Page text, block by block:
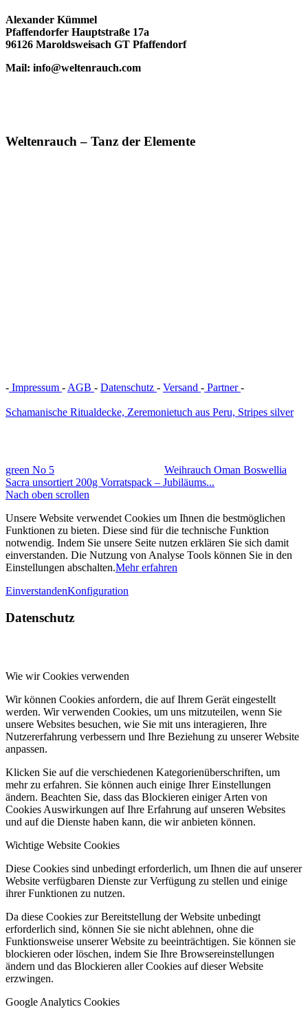
Alexander Kümmel
Pfaffendorfer Hauptstraße 17a
96126 Maroldsweisach GT Pfaffendorf
Mail: info@weltenrauch.com
Weltenrauch – Tanz der Elemente
- Impressum - AGB - Datenschutz - Versand - Partner-
Schamanische Ritualdecke, Zeremonietuch aus Peru, Stripes silver
green No 5
Weihrauch Oman Boswellia
Sacra unsortiert 200g Vorratspack – Jubiläums...
Nach oben scrollen
Unsere Website verwendet Cookies um Ihnen die bestmöglichen
Funktionen zu bieten. Diese sind für die technische Funktion
notwendig. Indem Sie unsere Seite nutzen erklären Sie sich damit
einverstanden. Die Nutzung von Analyse Tools können Sie in den
Einstellungen abschalten.Mehr erfahren
EinverstandenKonfiguration
Datenschutz
Wie wir Cookies verwenden
Wir können Cookies anfordern, die auf Ihrem Gerät eingestellt
werden. Wir verwenden Cookies, um uns mitzuteilen, wenn Sie
unsere Websites besuchen, wie Sie mit uns interagieren, Ihre
Nutzererfahrung verbessern und Ihre Beziehung zu unserer Website
anpassen.
Klicken Sie auf die verschiedenen Kategorienüberschriften, um
mehr zu erfahren. Sie können auch einige Ihrer Einstellungen
ändern. Beachten Sie, dass das Blockieren einiger Arten von
Cookies Auswirkungen auf Ihre Erfahrung auf unseren Websites
und auf die Dienste haben kann, die wir anbieten können.
Wichtige Website Cookies
Diese Cookies sind unbedingt erforderlich, um Ihnen die auf unserer
Website verfügbaren Dienste zur Verfügung zu stellen und einige
ihrer Funktionen zu nutzen.
Da diese Cookies zur Bereitstellung der Website unbedingt
erforderlich sind, können Sie sie nicht ablehnen, ohne die
Funktionsweise unserer Website zu beeinträchtigen. Sie können sie
blockieren oder löschen, indem Sie Ihre Browsereinstellungen
ändern und das Blockieren aller Cookies auf dieser Website
erzwingen.
Google Analytics Cookies